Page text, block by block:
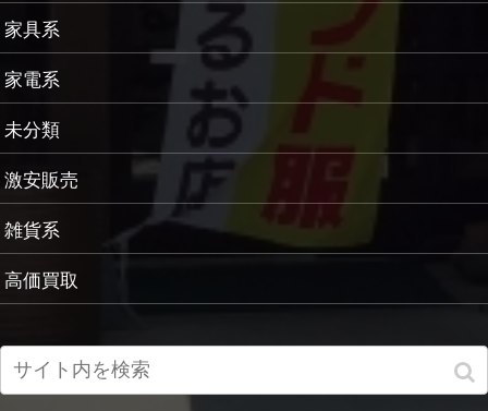
家具系
家電系
未分類
激安販売
雑貨系
高価買取